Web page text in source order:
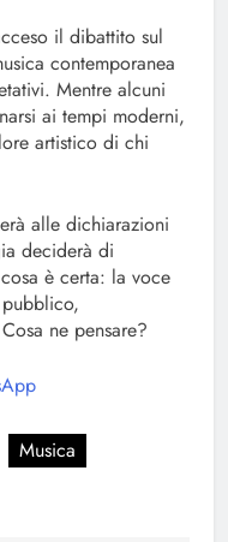
il dibattito sul
contemporanea
Mentre alcuni
ai tempi moderni,
artistico di chi
alle dichiarazioni
deciderà di
è certa: la voce
ne pensare?
Musica